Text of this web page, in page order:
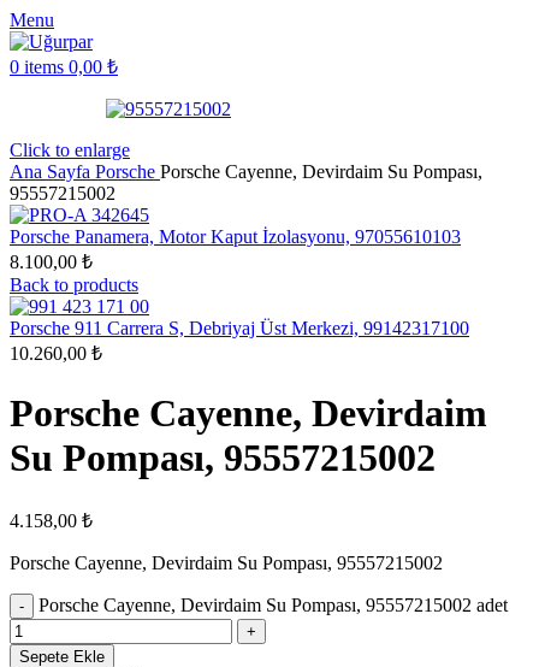
Menu
0 items 0,00 ₺
Click to enlarge
Ana Sayfa Porsche Porsche Cayenne, Devirdaim Su Pompası,
95557215002
Porsche Panamera, Motor Kaput İzolasyonu, 97055610103
8.100,00 ₺
Back to products
Porsche 911 Carrera S, Debriyaj Üst Merkezi, 99142317100
10.260,00 ₺
Porsche Cayenne, Devirdaim
Su Pompası, 95557215002
4.158,00 ₺
Porsche Cayenne, Devirdaim Su Pompası, 95557215002
Porsche Cayenne, Devirdaim Su Pompası, 95557215002 adet
Sepete Ekle